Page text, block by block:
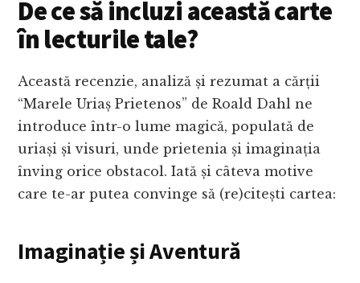
De ce să incluzi această carte
în lecturile tale?
Această recenzie, analiză și rezumat a cărții
“Marele Uriaș Prietenos” de Roald Dahl ne
introduce într-o lume magică, populată de
uriași și visuri, unde prietenia și imaginația
înving orice obstacol. Iată și câteva motive
care te-ar putea convinge să (re)citești cartea:
Imaginație și Aventură